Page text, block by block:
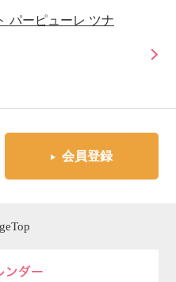
パーピューレ ツナ
会員登録